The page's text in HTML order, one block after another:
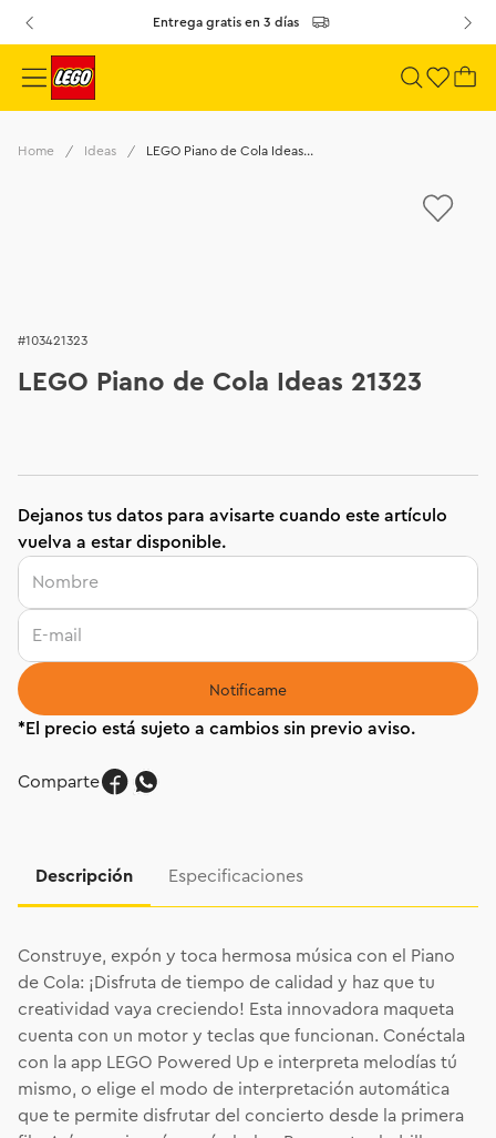
Entrega gratis en 3 días
Ideas LEGO Piano de Cola Ideas 21323
103421323
LEGO Piano de Cola Ideas 21323
Dejanos tus datos para avisarte cuando este artículo
vuelva a estar disponible.
Comparte
Descripción Especificaciones
Construye, expón y toca hermosa música con el Piano
de Cola: ¡Disfruta de tiempo de calidad y haz que tu
creatividad vaya creciendo! Esta innovadora maqueta
cuenta con un motor y teclas que funcionan. Conéctala
con la app LEGO Powered Up e interpreta melodías tú
mismo, o elige el modo de interpretación automática
que te permite disfrutar del concierto desde la primera